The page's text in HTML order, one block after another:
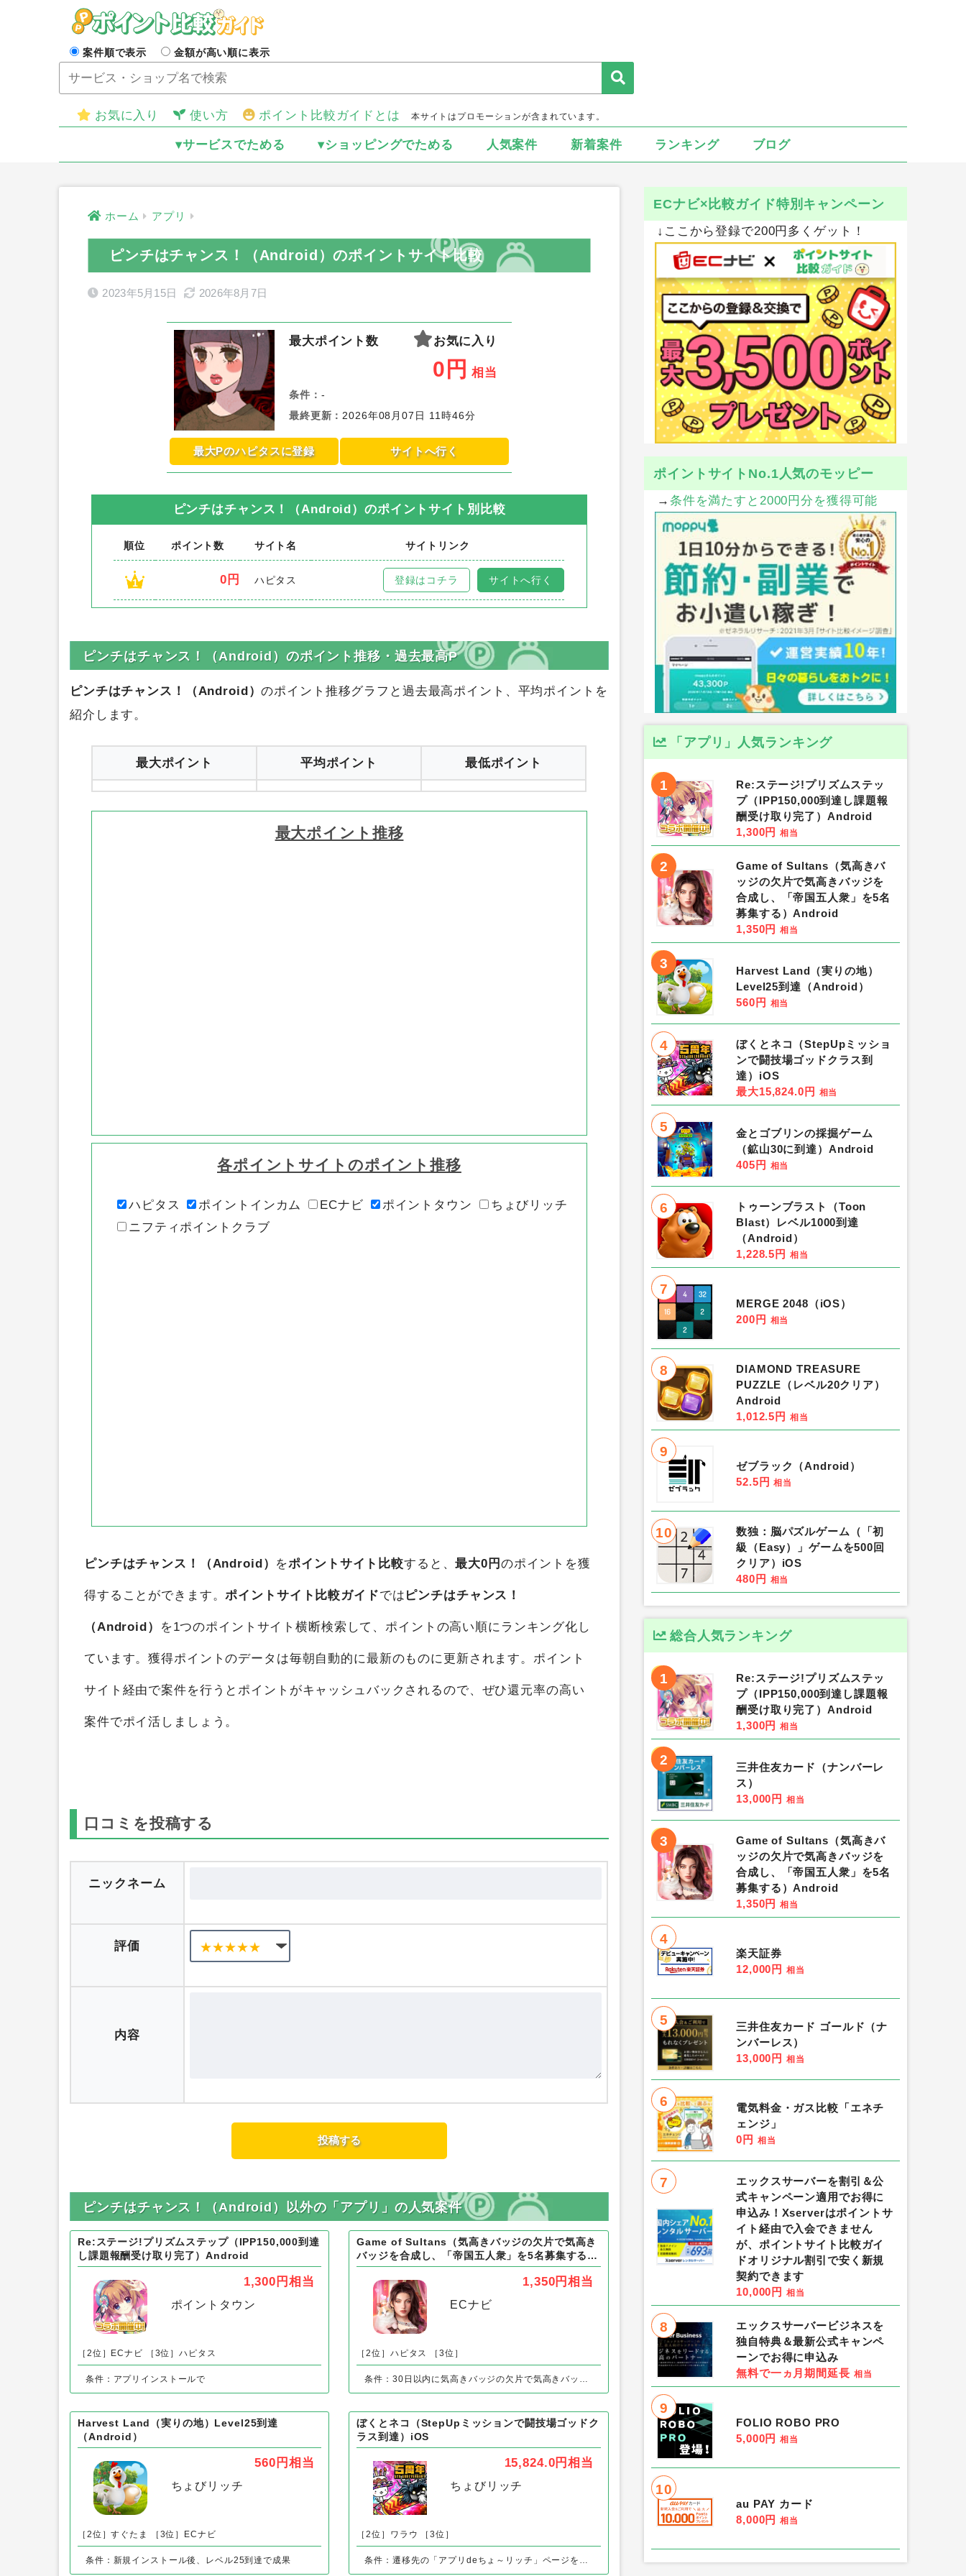
案件順で表示 金額が高い順に表示
お気に入り 使い方 ポイント比較ガイドとは 本サイトはプロモーションが含まれています。
▾サービスでためる ▾ショッピングでためる 人気案件 新着案件 ランキング ブログ
ホーム アプリ
ピンチはチャンス！（Android）のポイントサイト比較
2023年5月15日 2026年8月7日
最大ポイント数 お気に入り
0 円 相当
条件： -
最終更新 ： 2026年08月07日 11時46分
最大Pのハピタスに登録 サイトへ行く
ピンチはチャンス！（Android） のポイントサイト別比較
順位 ポイント数 サイト名 サイトリンク
1 0円 ハピタス 登録はコチラ サイトへ行く
ピンチはチャンス！（Android）
のポイント推移グラフと過去最高ポイント、平均ポイントを
平均ポイント
各ポイントサイトのポイント推移
ピンチはチャンス！（Android）を ポイントサイト比較 すると、最大0円 のポイントを獲
得することができます。 ポイントサイト比較ガイドでは ピンチはチャンス！
（Android） を1つのポイントサイト横断検索して、ポイントの高い順にランキング化し
ています。獲得ポイントのデータは毎朝自動的に最新のものに更新されます。ポイント
口コミを投稿する
ニックネーム
内容
ピンチはチャンス！（Android）以外の「アプリ」の人気案件
Re:ステージ!プリズムステップ（IPP150,000到達
し課題報酬受け取り完了）Android
ポイントタウン
［2位］ECナビ ［3位］ハピタス
条件：アプリインストールで
Game of Sultans（気高きバッジの欠片で気高き
バッジを合成し、「帝国五人衆」を5名募集する）
ECナビ
［2位］ハピタス ［3位］
条件：30日以内に気高きバッジの欠片で気高きバッジを合成し、「帝国五人衆」を5名募集する
Harvest Land（実りの地）Level25到達
（Android）
ちょびリッチ
ぼくとネコ（StepUpミッションで闘技場ゴッドク
ラス到達）iOS
ちょびリッチ
ECナビ×比較ガイド特別キャンペーン
↓ここから登録で200円多くゲット！
ポイントサイトNo.1人気のモッピー
→ 条件を満たすと2000円分を獲得可能
「アプリ」人気ランキング
1
Re:ステージ!プリズムステッ
プ（IPP150,000到達し課題報
酬受け取り完了）Android
1,300円 相当
2
Game of Sultans（気高きバ
ッジの欠片で気高きバッジを
合成し、「帝国五人衆」を5名
募集する）Android
1,350円 相当
3
Harvest Land（実りの地）
Level25到達（Android）
560円 相当
4
ぼくとネコ（StepUpミッショ
ンで闘技場ゴッドクラス到
達）iOS
最大15,824.0円 相当
5
金とゴブリンの採掘ゲーム
（鉱山30に到達）Android
405円 相当
6
トゥーンブラスト（Toon
Blast）レベル1000到達
（Android）
1,228.5円 相当
7
MERGE 2048（iOS）
200円 相当
8
DIAMOND TREASURE
PUZZLE（レベル20クリア）
Android
1,012.5円 相当
9
ゼブラック（Android）
52.5円 相当
10
数独：脳パズルゲーム（「初
級（Easy）」ゲームを500回
クリア）iOS
480円 相当
総合人気ランキング
1
Re:ステージ!プリズムステッ
プ（IPP150,000到達し課題報
酬受け取り完了）Android
1,300円 相当
2
三井住友カード（ナンバーレ
ス）
13,000円 相当
3
Game of Sultans（気高きバ
ッジの欠片で気高きバッジを
合成し、「帝国五人衆」を5名
募集する）Android
1,350円 相当
4
楽天証券
12,000円 相当
5
三井住友カード ゴールド（ナ
ンバーレス）
13,000円 相当
6
電気料金・ガス比較「エネチ
ェンジ」
0円 相当
7
エックスサーバーを割引＆公
式キャンペーン適用でお得に
申込み！Xserverはポイントサ
イト経由で入会できません
が、ポイントサイト比較ガイ
ドオリジナル割引で安く新規
契約できます
10,000円 相当
8
エックスサーバービジネスを
独自特典＆最新公式キャンペ
ーンでお得に申込み
無料で一ヵ月期間延長 相当
9
FOLIO ROBO PRO
5,000円 相当
10
au PAY カード
8,000円 相当